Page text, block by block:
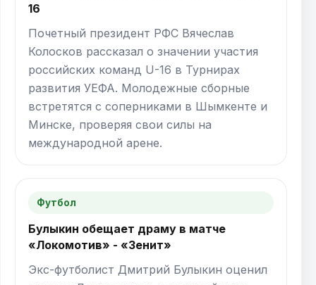
16
Почетный президент РФС Вячеслав
Колосков рассказал о значении участия
российских команд U-16 в Турнирах
развития УЕФА. Молодежные сборные
встретятся с соперниками в Шымкенте и
Минске, проверяя свои силы на
международной арене.
Футбол
Булыкин обещает драму в матче
«Локомотив» - «Зенит»
Экс-футболист Дмитрий Булыкин оценил